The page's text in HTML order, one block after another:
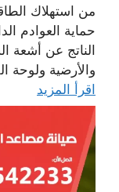
من استهلاك
حماية العوادم
الناتج عن أشعة
والأرضية ولوحة
اقرأ المزيد